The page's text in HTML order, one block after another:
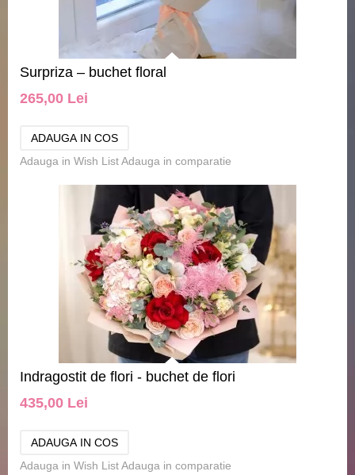
Surpriza – buchet floral
265,00 Lei
Adauga in Wish ListAdauga in comparatie
Indragostit de flori - buchet de flori
435,00 Lei
Adauga in Wish ListAdauga in comparatie